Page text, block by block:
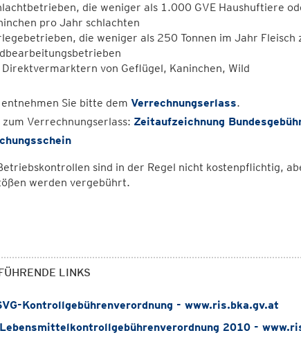
die weniger als 1.000 GVE Haushuftiere
pro Jahr schlachten
die weniger als 250 Tonnen im Jahr Fleisch
Direktvermarktern von Geflügel, Kaninchen, Wild
Sie bitte dem Verrechnungserlass.
zum Verrechnungserlass: Zeitaufzeichnung
sind in der Regel nicht kostenpflichtig,
werden vergebührt.
LINKS
Kontrollgebührenverordnung - www.ris.bka.gv.at
2010 -